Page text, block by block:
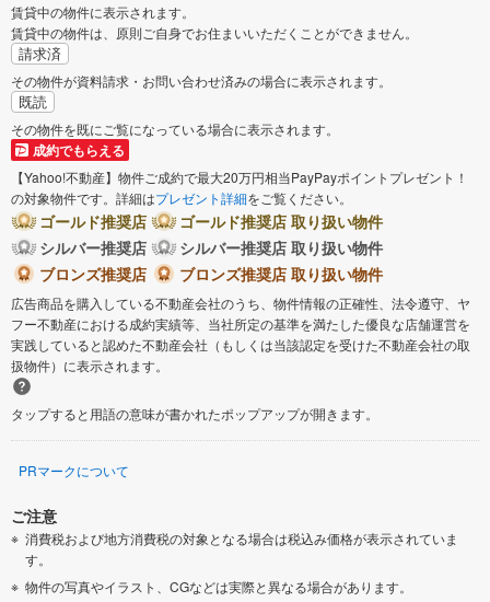
賃貸中の物件に表示されます。
賃貸中の物件は、原則ご自身でお住まいいただくことができません。
請求済
その物件が資料請求・お問い合わせ済みの場合に表示されます。
既読
その物件を既にご覧になっている場合に表示されます。
成約でもらえる
【Yahoo!不動産】物件ご成約で最大20万円相当PayPayポイントプレゼント！
の対象物件です。詳細はプレゼント詳細をご覧ください。
ゴールド推奨店
ゴールド推奨店 取り扱い物件
シルバー推奨店
シルバー推奨店 取り扱い物件
ブロンズ推奨店
ブロンズ推奨店 取り扱い物件
広告商品を購入している不動産会社のうち、物件情報の正確性、法令遵守、ヤ
フー不動産における成約実績等、当社所定の基準を満たした優良な店舗運営を
実践していると認めた不動産会社（もしくは当該認定を受けた不動産会社の取
扱物件）に表示されます。
タップすると用語の意味が書かれたポップアップが開きます。
PRマークについて
ご注意
消費税および地方消費税の対象となる場合は税込み価格が表示されていま
す。
物件の写真やイラスト、CGなどは実際と異なる場合があります。